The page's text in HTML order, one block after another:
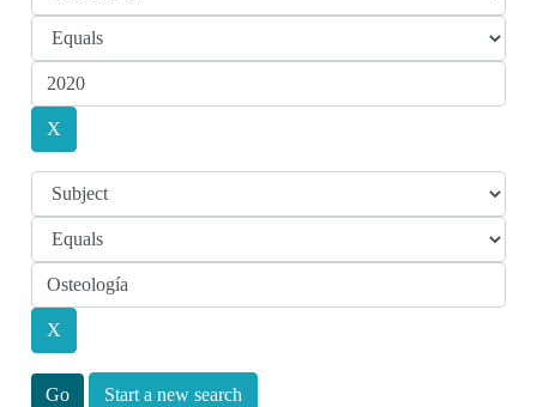
Start a new search